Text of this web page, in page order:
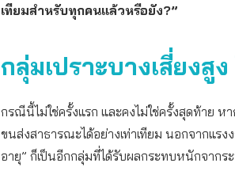
เทียมสำหรับทุกคนแล้วหรือยัง?”
กลุ่มเปราะบางเสี่ยงสู
กรณีนี้ไม่ใช่ครั้งแรก และคงไม่ใช่ครั้งสุดท้าย ห
ขนส่งสาธารณะได้อย่างเท่าเทียม นอกจากแร
อายุ” ก็เป็นอีกกลุ่มที่ได้รับผลกระทบหนักจาก